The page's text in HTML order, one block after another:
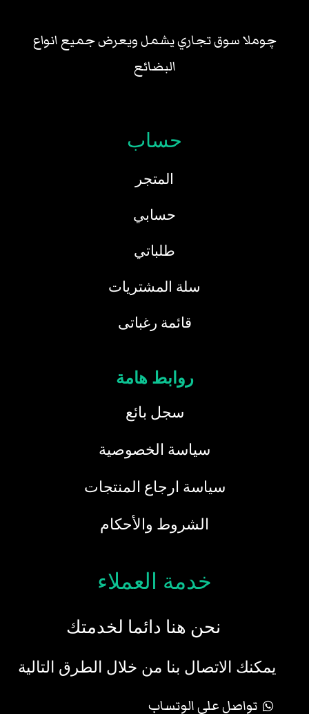
چوملا سوق تجاري يشمل ويعرض جميع انواع
البضائع
حساب
المتجر
حسابي
طلباتي
سلة المشتريات
قائمة رغباتى
روابط هامة
سجل بائع
سياسة الخصوصية
سياسة ارجاع المنتجات
الشروط والأحكام
خدمة العملاء
نحن هنا دائما لخدمتك
يمكنك الاتصال بنا من خلال الطرق التالية
تواصل علي الوتساب